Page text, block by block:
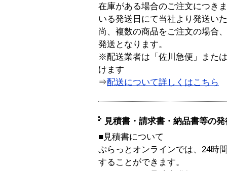
在庫がある場合のご注文につき
いる発送日にて当社より発送い
尚、複数の商品をご注文の場合
発送となります。
※配送業者は「佐川急便」また
けます
⇒配送について詳しくはこちら
見積書・請求書・納品書等の
■見積書について
ぷらっとオンラインでは、24時
することができます。